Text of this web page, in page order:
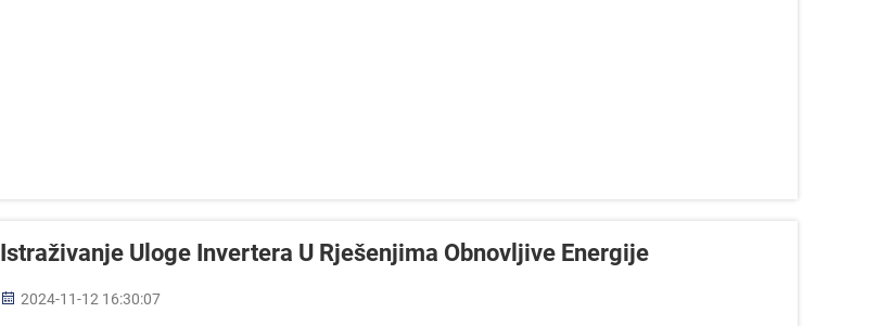
Istraživanje Uloge Invertera U Rješenjima Obnovljive Energije
2024-11-12 16:30:07